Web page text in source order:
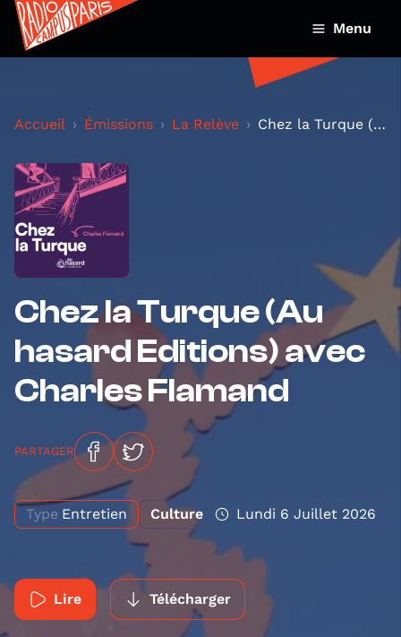
Menu
Accueil Émissions La Relève Chez la Turque (Au hasard Editions) avec Charles F...
Chez la Turque (Au
hasard Editions) avec
Charles Flamand
PARTAGER
Type Entretien Culture Lundi 6 Juillet 2026
Lire Télécharger